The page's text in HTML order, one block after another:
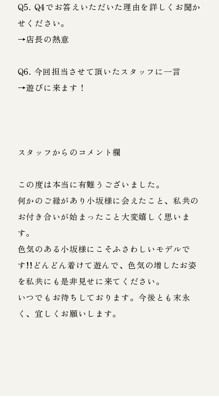
Q5. Q4でお答えいただいた理由を詳しくお聞か
せください。
→店長の熱意
Q6. 今回担当させて頂いたスタッフに一言
→遊びに来ます！
スタッフからのコメント欄
この度は本当に有難うございました。
何かのご縁があり小坂様に会えたこと、私共の
お付き合いが始まったこと大変嬉しく思いま
す。
色気のある小坂様にこそふさわしいモデルで
す!!どんどん着けて遊んで、色気の増したお姿
を私共にも是非見せに来てください。
いつでもお待ちしております。今後とも末永
く、宜しくお願いします。